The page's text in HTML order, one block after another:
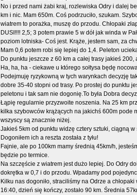
No i przed nami żabi kraj, rozlewiska Odry i dalej
km i nic. Mam 650m. Coś podrzuciło, szukam.
wiatrem to porażka, muszę do przodu. Chłopaki
DUSI!!!! 2,5; 3 potem prawie 5 w dół jak winda w
poziom lotniska- Coś jest. Krąże, jestem sam, za
Mam 0,6 potem robi się lepiej do 1,4. Peleton
Do punktu jeszcze z 60 km a całej trasy jakieś
Ha, ha, ha - ciekawe u którego sołtysa będę
Podejmuję ryzykowną w tych warynkach decyzję
dobre 35-40 stopni od trasy. Po prostej do punktu
peletonu i tak sam nie dogonię.To była Dobra
Łąpię regularnie przyzwoite noszenia. Na 25 km
kilka szybowców krążących na jakichś 600m pode
wszyscy są znacznie niżej.
Jakieś 5km od punktu widzę cztery sztuki, ciągną
Dogoniłem ich a reszta została z tyłu!
Fajnie, ale po 100km mamy średnią 45km/h,
będzie po termice.
Na szczęście z wiatrem jest dużo lepiej. Do Odry
dokrętka w 0,7 i do przodu. Wpadamy pod
Kilku nas dogoniło, straciliśmy na Odrze a
16:40, dzień się kończy, zostało 90 km. Średnia